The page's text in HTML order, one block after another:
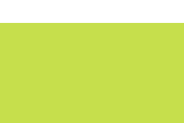
immunitario e la chiarezza